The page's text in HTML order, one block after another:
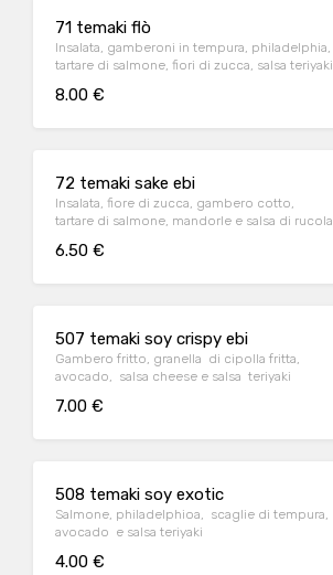
71 temaki flò
Insalata, gamberoni in tempura, philadelphia,
tartare di salmone, fiori di zucca, salsa teriyaki
8.00 €
72 temaki sake ebi
Insalata, fiore di zucca, gambero cotto,
tartare di salmone, mandorle e salsa di rucola
6.50 €
507 temaki soy crispy ebi
Gambero fritto, granella di cipolla fritta,
avocado, salsa cheese e salsa teriyaki
7.00 €
508 temaki soy exotic
Salmone, philadelphioa, scaglie di tempura,
avocado e salsa teriyaki
4.00 €